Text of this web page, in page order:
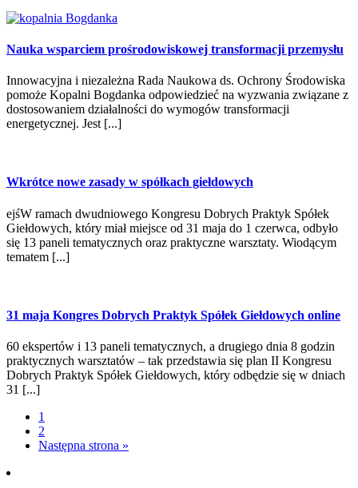
Nauka wsparciem prośrodowiskowej transformacji przemysłu
Innowacyjna i niezależna Rada Naukowa ds. Ochrony Środowiska
pomoże Kopalni Bogdanka odpowiedzieć na wyzwania związane z
dostosowaniem działalności do wymogów transformacji
energetycznej. Jest [...]
Wkrótce nowe zasady w spółkach giełdowych
ejśW ramach dwudniowego Kongresu Dobrych Praktyk Spółek
Giełdowych, który miał miejsce od 31 maja do 1 czerwca, odbyło
się 13 paneli tematycznych oraz praktyczne warsztaty. Wiodącym
tematem [...]
31 maja Kongres Dobrych Praktyk Spółek Giełdowych online
60 ekspertów i 13 paneli tematycznych, a drugiego dnia 8 godzin
praktycznych warsztatów – tak przedstawia się plan II Kongresu
Dobrych Praktyk Spółek Giełdowych, który odbędzie się w dniach
31 [...]
1
2
Następna strona »